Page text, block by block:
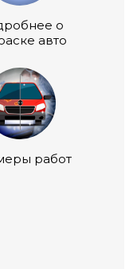
о
авто
работ